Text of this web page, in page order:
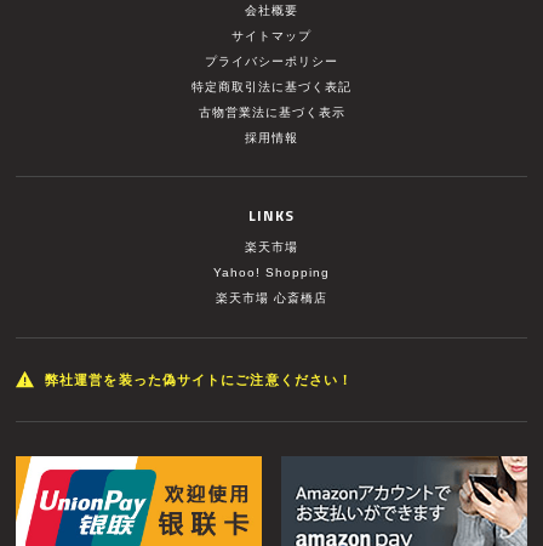
会社概要
サイトマップ
プライバシーポリシー
特定商取引法に基づく表記
古物営業法に基づく表示
採用情報
LINKS
楽天市場
Yahoo! Shopping
楽天市場 心斎橋店
弊社運営を装った偽サイトにご注意ください！